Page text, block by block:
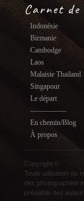
Carnet de
Indonésie
Birmanie
Cambodge
Laos
Malaisie Thailand
Singapour
Le départ
—————
En chemin/Blog
À propos
Copyright ©
Toute utilisation ou
des photographies
préalable des